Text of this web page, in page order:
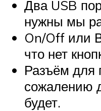
Два USB
нужны мы
On/Off или
что нет
Разъём для
сожалению
будет.